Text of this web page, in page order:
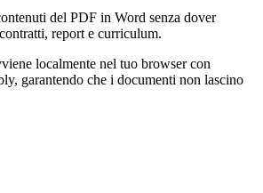
del PDF in Word senza dover
report e curriculum.
localmente nel tuo browser con
garantendo che i documenti non lascino